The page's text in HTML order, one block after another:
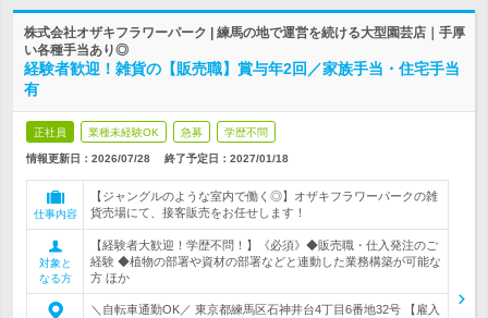
株式会社オザキフラワーパーク | 練馬の地で運営を続ける大型園芸店｜手厚
い各種手当あり◎
経験者歓迎！雑貨の【販売職】賞与年2回／家族手当・住宅手当
有
正社員 業種未経験OK 急募 学歴不問
情報更新日：2026/07/28 終了予定日： 2027/01/18
仕事内容
【ジャングルのような室内で働く◎】オザキフラワーパークの雑
貨売場にて、接客販売をお任せします！
対象と
なる方
【経験者大歓迎！学歴不問！】《必須》◆販売職・仕入発注のご
経験 ◆植物の部署や資材の部署などと連動した業務構築が可能な
方 ほか
＼自転車通勤OK／ 東京都練馬区石神井台4丁目6番地32号 【雇入